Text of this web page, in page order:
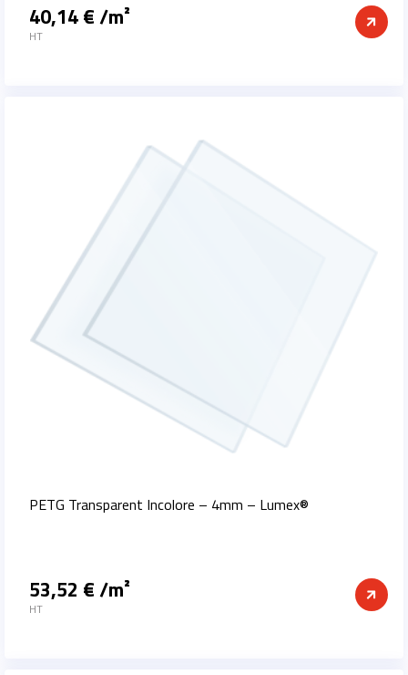
Prix
40,14 € /m²
HT
PETG Transparent Incolore – 4mm – Lumex®
Prix
53,52 € /m²
HT